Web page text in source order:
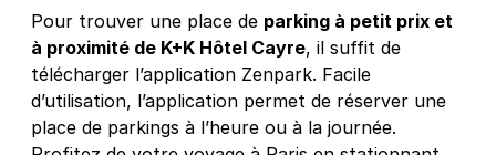
Pour trouver une place de parking à petit prix et
à proximité de K+K Hôtel Cayre, il suffit de
télécharger l’application Zenpark. Facile
d’utilisation, l’application permet de réserver une
place de parkings à l’heure ou à la journée.